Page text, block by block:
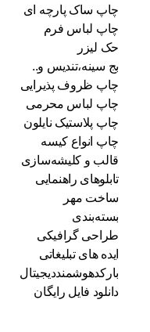
چاپ ساک پارچه ای
چاپ لباس فرم
حک لیزر
بج سینه،تندیس و..
چاپ ظروف پذیرایی
چاپ لباس محرمی
چاپ پلاستیک نایلون
چاپ انواع کیسه
قالب و کلیشه‌سازی
تابلوهای راهنمایی
ساخت مهر
بسته‌بندی
طراحی گرافیکی
ایده های تبلیغاتی
بارکدهوشمنددیجیتال
دانلود فایل رایگان